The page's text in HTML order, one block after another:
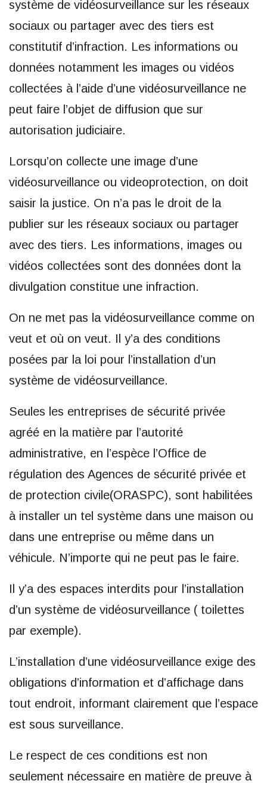
système de vidéosurveillance sur les réseaux
sociaux ou partager avec des tiers est
constitutif d’infraction. Les informations ou
données notamment les images ou vidéos
collectées à l’aide d’une vidéosurveillance ne
peut faire l’objet de diffusion que sur
autorisation judiciaire.
Lorsqu’on collecte une image d’une
vidéosurveillance ou videoprotection, on doit
saisir la justice. On n’a pas le droit de la
publier sur les réseaux sociaux ou partager
avec des tiers. Les informations, images ou
vidéos collectées sont des données dont la
divulgation constitue une infraction.
On ne met pas la vidéosurveillance comme on
veut et où on veut. Il y’a des conditions
posées par la loi pour l’installation d’un
système de vidéosurveillance.
Seules les entreprises de sécurité privée
agréé en la matière par l’autorité
administrative, en l’espèce l’Office de
régulation des Agences de sécurité privée et
de protection civile(ORASPC), sont habilitées
à installer un tel système dans une maison ou
dans une entreprise ou même dans un
véhicule. N’importe qui ne peut pas le faire.
Il y’a des espaces interdits pour l’installation
d’un système de vidéosurveillance ( toilettes
par exemple).
L’installation d’une vidéosurveillance exige des
obligations d’information et d’affichage dans
tout endroit, informant clairement que l’espace
est sous surveillance.
Le respect de ces conditions est non
seulement nécessaire en matière de preuve à